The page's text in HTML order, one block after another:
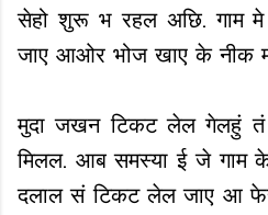
सेहो शुरू भ रहल अछि. गाम मे
जाए आओर भोज खाए के नीक
मुदा जखन टिकट लेल गेलहुं तं
मिलल. आब समस्या ई जे गाम
दलाल सं टिकट लेल जाए आ